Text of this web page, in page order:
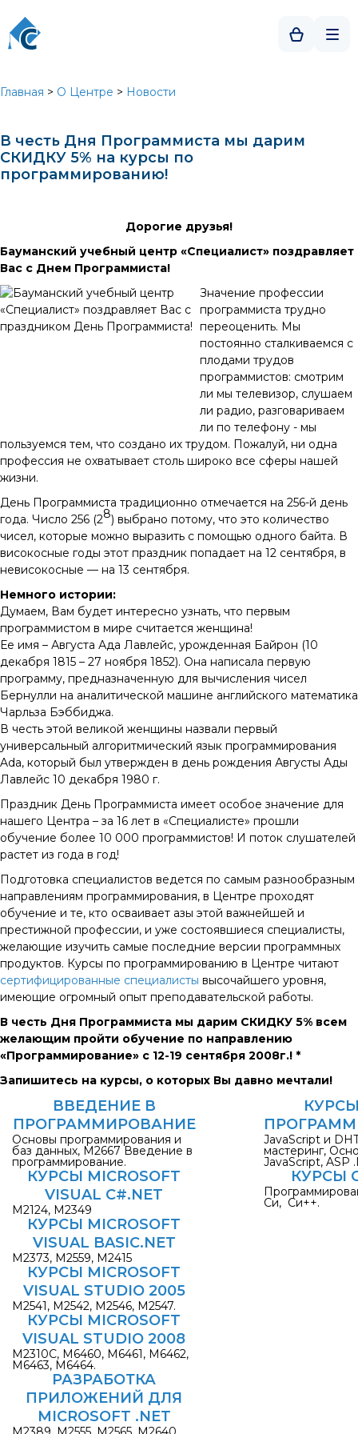
Главная > О Центре > Новости
В честь Дня Программиста мы дарим
СКИДКУ 5% на курсы по
программированию!
Дорогие друзья!
Бауманский учебный центр «Специалист» поздравляет
Вас с Днем Программиста!
Значение профессии
программиста трудно
переоценить. Мы
постоянно сталкиваемся с
плодами трудов
программистов: смотрим
ли мы телевизор, слушаем
ли радио, разговариваем
ли по телефону - мы
пользуемся тем, что создано их трудом. Пожалуй, ни одна
профессия не охватывает столь широко все сферы нашей
жизни.
День Программиста традиционно отмечается на 256-й день
года. Число 256 (28) выбрано потому, что это количество
чисел, которые можно выразить с помощью одного байта. В
високосные годы этот праздник попадает на 12 сентября, в
невисокосные — на 13 сентября.
Немного истории:
Думаем, Вам будет интересно узнать, что первым
программистом в мире считается женщина!
Ее имя – Августа Ада Лавлейс, урожденная Байрон (10
декабря 1815 – 27 ноября 1852). Она написала первую
программу, предназначенную для вычисления чисел
Бернулли на аналитической машине английского математика
Чарльза Бэббиджа.
В честь этой великой женщины назвали первый
универсальный алгоритмический язык программирования
Ada, который был утвержден в день рождения Августы Ады
Лавлейс 10 декабря 1980 г.
Праздник День Программиста имеет особое значение для
нашего Центра – за 16 лет в «Специалисте» прошли
обучение более 10 000 программистов! И поток слушателей
растет из года в год!
Подготовка специалистов ведется по самым разнообразным
направлениям программирования, в Центре проходят
обучение и те, кто осваивает азы этой важнейшей и
престижной профессии, и уже состоявшиеся специалисты,
желающие изучить самые последние версии программных
продуктов. Курсы по программированию в Центре читают
сертифицированные специалисты высочайшего уровня,
имеющие огромный опыт преподавательской работы.
В честь Дня Программиста мы дарим СКИДКУ 5% всем
желающим пройти обучение по направлению
«Программирование» с 12-19 сентября 2008г.! *
Запишитесь на курсы, о которых Вы давно мечтали!
ВВЕДЕНИЕ В
ПРОГРАММИРОВАНИЕ
Основы программирования и
баз данных, М2667 Введение в
программирование.
КУРСЫ MICROSOFT
VISUAL C#.NET
M2124, M2349
КУРСЫ MICROSOFT
VISUAL BASIC.NET
M2373, M2559, М2415
КУРСЫ MICROSOFT
VISUAL STUDIO 2005
М2541, М2542, М2546, М2547.
КУРСЫ MICROSOFT
VISUAL STUDIO 2008
М2310С, М6460, М6461, М6462,
М6463, М6464.
РАЗРАБОТКА
ПРИЛОЖЕНИЙ ДЛЯ
MICROSOFT .NET
JavaScript и
мастеринг,
JavaScript, ASP
КУРСЫ
Си, Си++.